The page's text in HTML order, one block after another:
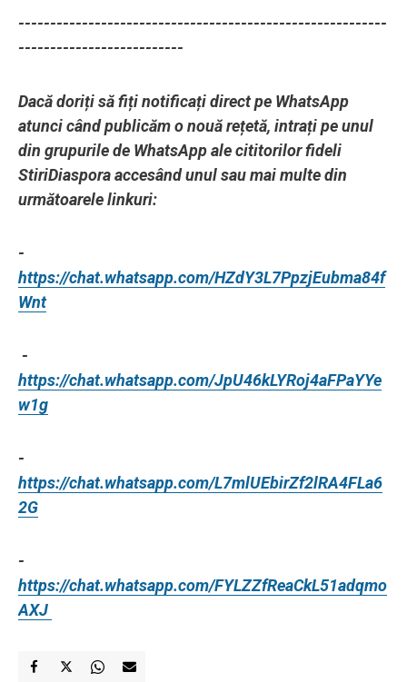
----------------------------------------------------------
--------------------------
Dacă doriți să fiți notificați direct pe WhatsApp
atunci când publicăm o nouă rețetă, intrați pe unul
din grupurile de WhatsApp ale cititorilor fideli
StiriDiaspora accesând unul sau mai multe din
următoarele linkuri:
-
https://chat.whatsapp.com/HZdY3L7PpzjEubma84f
Wnt
-
https://chat.whatsapp.com/JpU46kLYRoj4aFPaYYe
w1g
-
https://chat.whatsapp.com/L7mlUEbirZf2lRA4FLa6
2G
-
https://chat.whatsapp.com/FYLZZfReaCkL51adqmo
AXJ